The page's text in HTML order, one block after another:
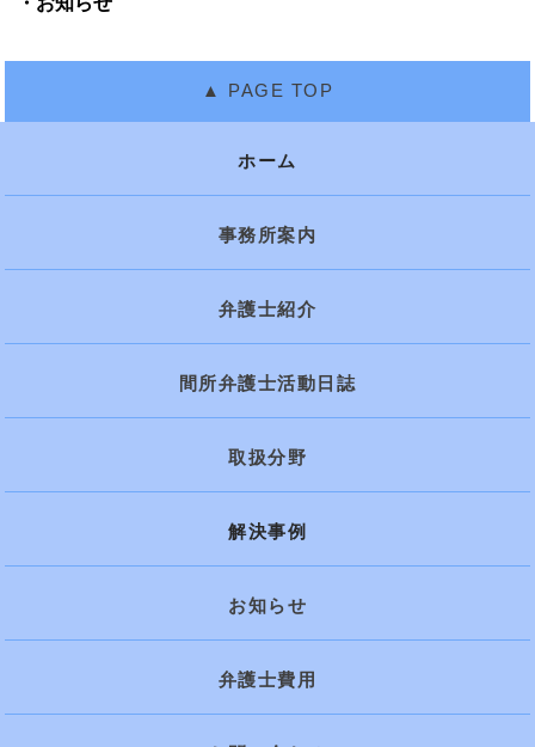
ホーム
事務所案内
弁護士紹介
間所弁護士活動日誌
取扱分野
解決事例
お知らせ
弁護士費用